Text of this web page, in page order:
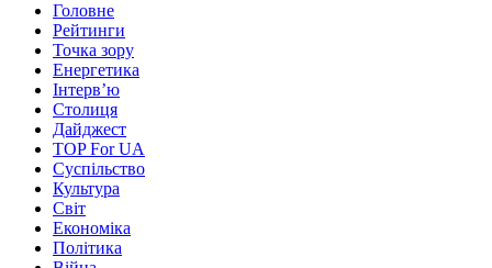
Головне
Рейтинги
Точка зору
Енергетика
Інтерв’ю
Столиця
Дайджест
TOP For UA
Суспiльство
Культура
Світ
Економіка
Політика